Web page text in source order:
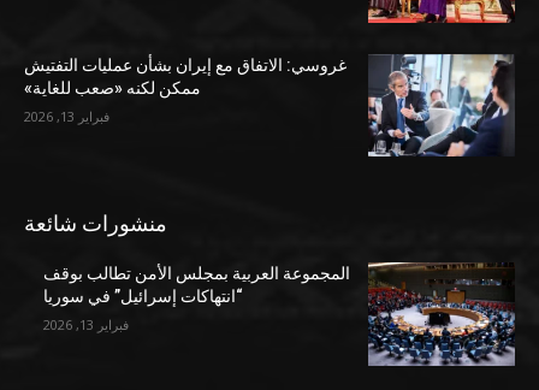
غروسي: الاتفاق مع إيران بشأن عمليات التفتيش
ممكن لكنه «صعب للغاية»
فبراير 13, 2026
منشورات شائعة
المجموعة العربية بمجلس الأمن تطالب بوقف
“انتهاكات إسرائيل” في سوريا
فبراير 13, 2026